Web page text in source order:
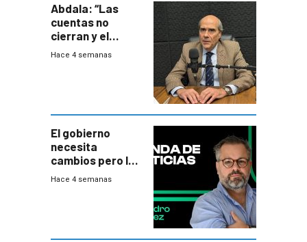
Abdala: “Las
cuentas no
cierran y el
balance del
Hace 4 semanas
El gobierno
necesita
cambios pero los
ministros tienen
Hace 4 semanas